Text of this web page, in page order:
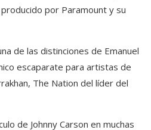
por Paramount y su
de las distinciones de Emanuel
escaparate para artistas de
The Nation del líder del
de Johnny Carson en muchas